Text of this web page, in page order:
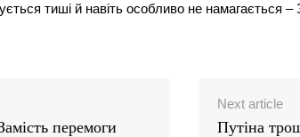
тиші й навіть особливо не намагається
перемоги
Next article
Путіна